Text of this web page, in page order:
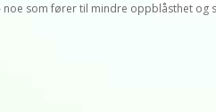
som fører til mindre oppblåsthet